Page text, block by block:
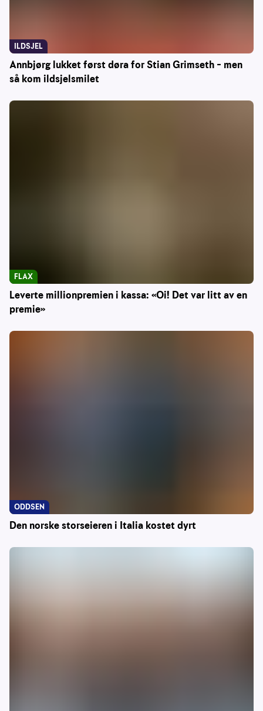
Annbjørg lukket først døra for Stian Grimseth – men
så kom ildsjelsmilet
ILDSJEL
Leverte millionpremien i kassa: «Oi! Det var litt av en
premie»
FLAX
Den norske storseieren i Italia kostet dyrt
ODDSEN